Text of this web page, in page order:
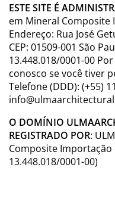
ESTE SITE É
em Mineral Composite
Endereço: Rua José
CEP: 01509-001 São
13.448.018/0001-00
conosco se você tiver
Telefone (DDD): (+55)
O DOMÍNIO
REGISTRADO POR:
Composite Importação
13.448.018/0001-00)